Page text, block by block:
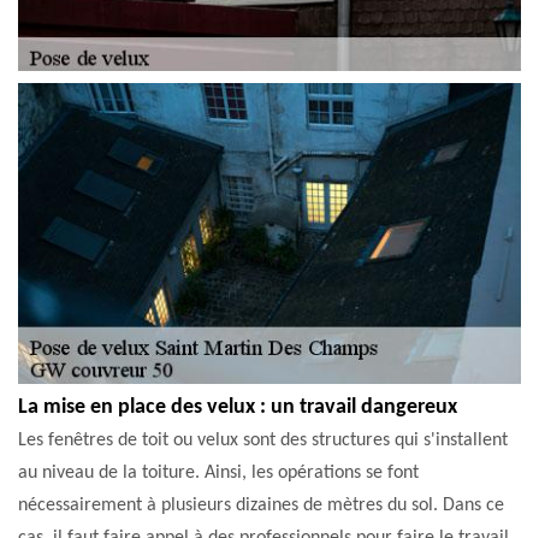
La mise en place des velux : un travail dangereux
Les fenêtres de toit ou velux sont des structures qui s'installent
au niveau de la toiture. Ainsi, les opérations se font
nécessairement à plusieurs dizaines de mètres du sol. Dans ce